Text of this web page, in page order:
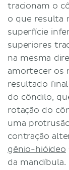
tracionam o
o que resulta
superfície
superiores
na mesma
amortecer os
resultado
do côndilo,
rotação do
uma
contração
gênio-hióideo
da mandíbula.